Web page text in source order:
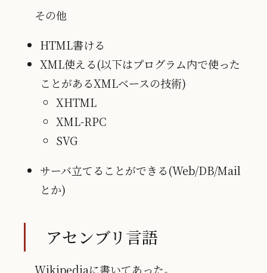
その他
HTML書ける
XML使える(以下はプログラム内で使った
ことがあるXMLベースの技術)
XHTML
XML-RPC
SVG
サーバ立てることができる(Web/DB/Mail
とか)
アセンブリ言語
Wikipediaに書いてあった。